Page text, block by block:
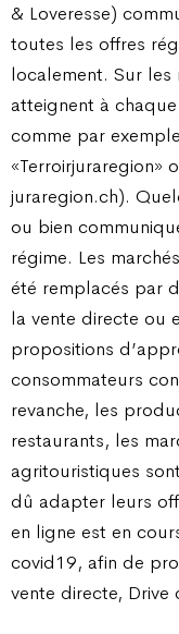
& Loveresse)
toutes les offres
localement. Sur les
atteignent à
comme par
«Terroirjuraregion»
juraregion.ch).
ou bien
régime. Les
été remplacés par
la vente directe ou
propositions
consommateurs
revanche, les
restaurants, les
agritouristiques
dû adapter leurs
en ligne est en
covid19, afin de
vente directe, Drive